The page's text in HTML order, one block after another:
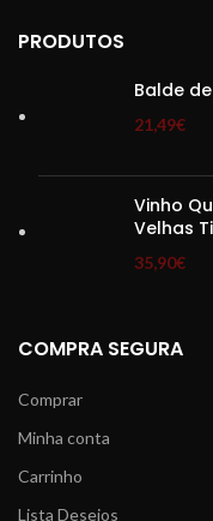
PRODUTOS
Balde
21,49€
Vinho
Velhas
35,90€
COMPRA SEGURA
Comprar
Minha conta
Carrinho
Lista Desejos